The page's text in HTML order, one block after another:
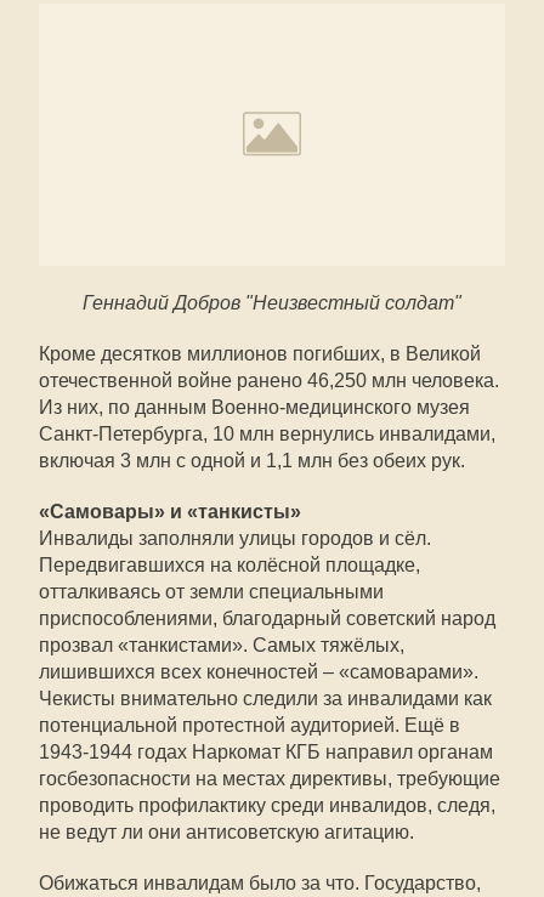
Геннадий Добров "Неизвестный солдат"
Кроме десятков миллионов погибших, в Великой
отечественной войне ранено 46,250 млн человека.
Из них, по данным Военно-медицинского музея
Санкт-Петербурга, 10 млн вернулись инвалидами,
включая 3 млн с одной и 1,1 млн без обеих рук.
«Самовары» и «танкисты»
Инвалиды заполняли улицы городов и сёл.
Передвигавшихся на колёсной площадке,
отталкиваясь от земли специальными
приспособлениями, благодарный советский народ
прозвал «танкистами». Самых тяжёлых,
лишившихся всех конечностей – «самоварами».
Чекисты внимательно следили за инвалидами как
потенциальной протестной аудиторией. Ещё в
1943-1944 годах Наркомат КГБ направил органам
госбезопасности на местах директивы, требующие
проводить профилактику среди инвалидов, следя,
не ведут ли они антисоветскую агитацию.
Обижаться инвалидам было за что. Государство,